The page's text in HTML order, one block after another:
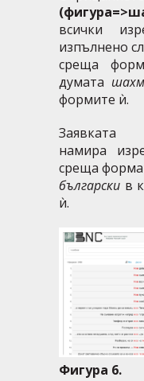
всички
изпълнено
среща
думата
формите ѝ.
намира
среща
български в
ѝ.
Фигура 6.